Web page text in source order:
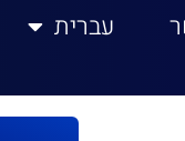
עברית